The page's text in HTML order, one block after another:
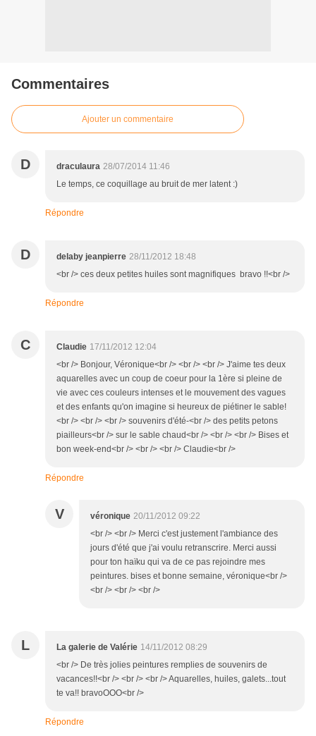
Commentaires
Ajouter un commentaire
D draculaura 28/07/2014 11:46
Le temps, ce coquillage au bruit de mer latent :)
Répondre
D delaby jeanpierre 28/11/2012 18:48
<br /> ces deux petites huiles sont magnifiques bravo !!<br />
Répondre
C Claudie 17/11/2012 12:04
<br /> Bonjour, Véronique<br /> <br /> <br /> J'aime tes deux
aquarelles avec un coup de coeur pour la 1ère si pleine de
vie avec ces couleurs intenses et le mouvement des vagues
et des enfants qu'on imagine si heureux de piétiner le sable!
<br /> <br /> <br /> souvenirs d'été-<br /> des petits petons
piailleurs<br /> sur le sable chaud<br /> <br /> <br /> Bises et
bon week-end<br /> <br /> <br /> Claudie<br />
Répondre
V véronique 20/11/2012 09:22
<br /> <br /> Merci c'est justement l'ambiance des
jours d'été que j'ai voulu retranscrire. Merci aussi
pour ton haïku qui va de ce pas rejoindre mes
peintures. bises et bonne semaine, véronique<br />
<br /> <br /> <br />
L La galerie de Valérie 14/11/2012 08:29
<br /> De très jolies peintures remplies de souvenirs de
vacances!!<br /> <br /> <br /> Aquarelles, huiles, galets...tout
te va!! bravoOOO<br />
Répondre